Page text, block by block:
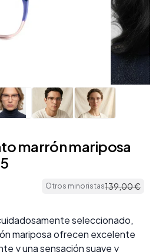
marrón mariposa
Otros minoristas139,00€
seleccionado,
mariposa ofrecen excelente
y una sensación suave y